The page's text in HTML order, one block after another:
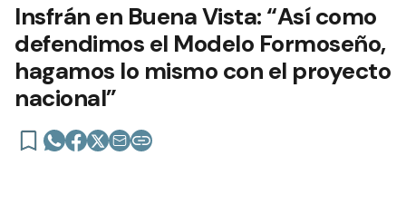
Insfrán en Buena Vista: “Así como
defendimos el Modelo Formoseño,
hagamos lo mismo con el proyecto
nacional”